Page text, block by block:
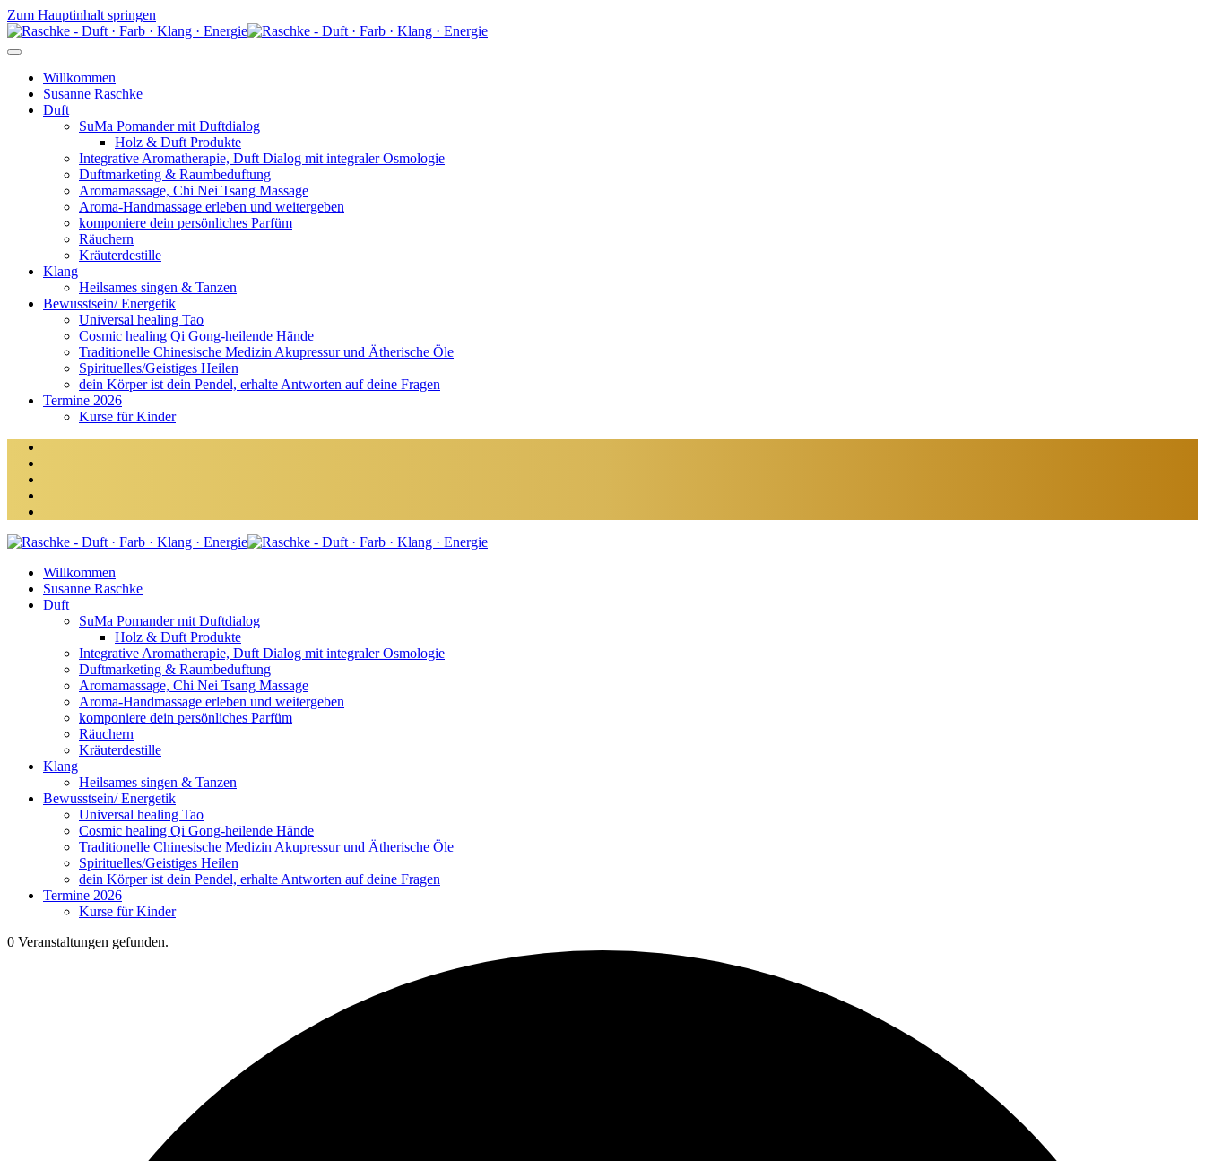
Zum Hauptinhalt springen
Willkommen
Susanne Raschke
Duft
SuMa Pomander mit Duftdialog
Holz & Duft Produkte
Integrative Aromatherapie, Duft Dialog mit integraler Osmologie
Duftmarketing & Raumbeduftung
Aromamassage, Chi Nei Tsang Massage
Aroma-Handmassage erleben und weitergeben
komponiere dein persönliches Parfüm
Räuchern
Kräuterdestille
Klang
Heilsames singen & Tanzen
Bewusstsein/ Energetik
Universal healing Tao
Cosmic healing Qi Gong-heilende Hände
Traditionelle Chinesische Medizin Akupressur und Ätherische Öle
Spirituelles/Geistiges Heilen
dein Körper ist dein Pendel, erhalte Antworten auf deine Fragen
Termine 2026
Kurse für Kinder
Willkommen
Susanne Raschke
Duft
SuMa Pomander mit Duftdialog
Holz & Duft Produkte
Integrative Aromatherapie, Duft Dialog mit integraler Osmologie
Duftmarketing & Raumbeduftung
Aromamassage, Chi Nei Tsang Massage
Aroma-Handmassage erleben und weitergeben
komponiere dein persönliches Parfüm
Räuchern
Kräuterdestille
Klang
Heilsames singen & Tanzen
Bewusstsein/ Energetik
Universal healing Tao
Cosmic healing Qi Gong-heilende Hände
Traditionelle Chinesische Medizin Akupressur und Ätherische Öle
Spirituelles/Geistiges Heilen
dein Körper ist dein Pendel, erhalte Antworten auf deine Fragen
Termine 2026
Kurse für Kinder
0 Veranstaltungen gefunden.